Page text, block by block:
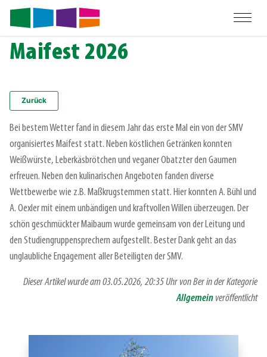
Maifest 2026
Zurück
Bei bestem Wetter fand in diesem Jahr das erste Mal ein von der SMV
organisiertes Maifest statt. Neben köstlichen Getränken konnten
Weißwürste, Leberkäsbrötchen und veganer Obatzter den Gaumen
erfreuen. Neben den kulinarischen Angeboten fanden diverse
Wettbewerbe wie z.B. Maßkrugstemmen statt. Hier konnten A. Bühl und
A. Oexler mit einem unbändigen und kraftvollen Willen überzeugen. Der
schön geschmückter Maibaum wurde gemeinsam von der Leitung und
den Studiengruppensprechern aufgestellt. Bester Dank geht an das
unglaubliche Engagement aller Beteiligten der SMV.
Dieser Artikel wurde am 03.05.2026, 20:35 Uhr von Ber in der Kategorie
Allgemein veröffentlicht